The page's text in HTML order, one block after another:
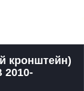
кронштейн)
2010-